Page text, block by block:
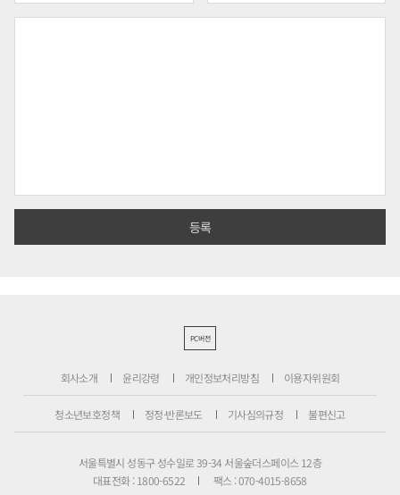
PC버전
회사소개 윤리강령 개인정보처리방침 이용자위원회
청소년보호정책 정정·반론보도 기사심의규정 불편신고
서울특별시 성동구 성수일로 39-34 서울숲더스페이스 12층
대표전화 : 1800-6522
팩스 : 070-4015-8658